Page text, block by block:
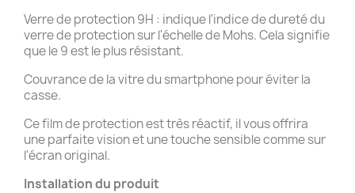
Verre de protection 9H : indique l'indice de dureté du
verre de protection sur l'échelle de Mohs. Cela signifie
que le 9 est le plus résistant.
Couvrance de la vitre du smartphone pour éviter la
casse.
Ce film de protection est très réactif, il vous offrira
une parfaite vision et une touche sensible comme sur
l'écran original.
Installation du produit